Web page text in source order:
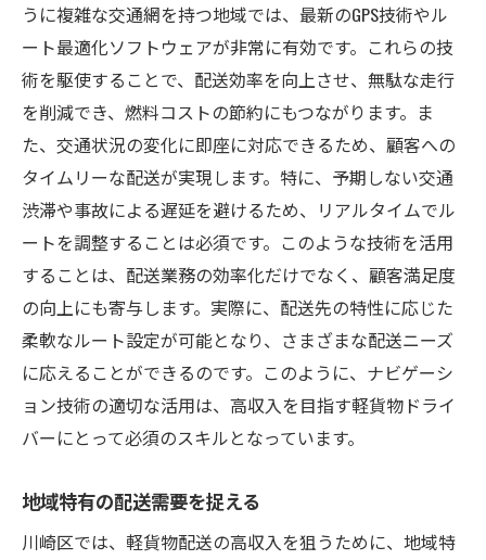
うに複雑な交通網を持つ地域では、最新のGPS技術やル
ート最適化ソフトウェアが非常に有効です。これらの技
術を駆使することで、配送効率を向上させ、無駄な走行
を削減でき、燃料コストの節約にもつながります。ま
た、交通状況の変化に即座に対応できるため、顧客への
タイムリーな配送が実現します。特に、予期しない交通
渋滞や事故による遅延を避けるため、リアルタイムでル
ートを調整することは必須です。このような技術を活用
することは、配送業務の効率化だけでなく、顧客満足度
の向上にも寄与します。実際に、配送先の特性に応じた
柔軟なルート設定が可能となり、さまざまな配送ニーズ
に応えることができるのです。このように、ナビゲーシ
ョン技術の適切な活用は、高収入を目指す軽貨物ドライ
バーにとって必須のスキルとなっています。
地域特有の配送需要を捉える
川崎区では、軽貨物配送の高収入を狙うために、地域特